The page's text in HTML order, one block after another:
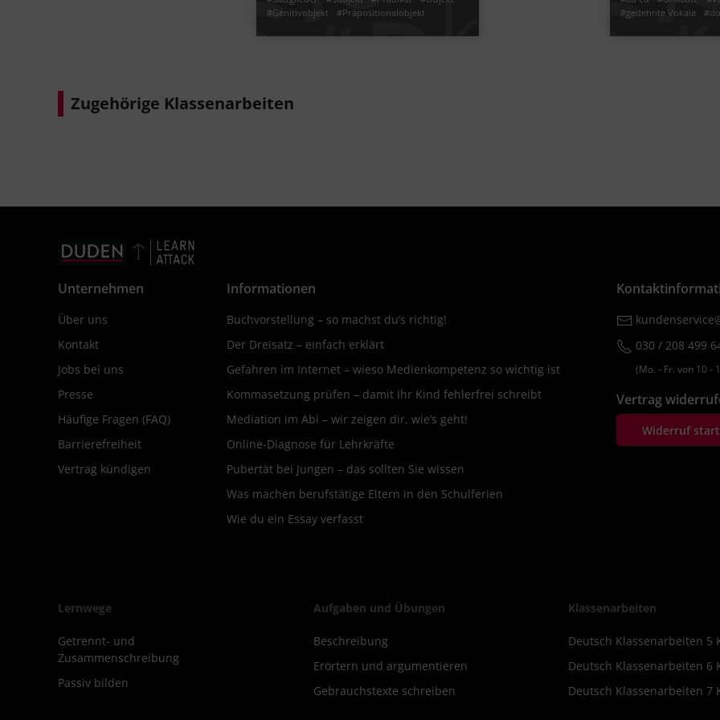
#Genitivobjekt
#Präpositionalobjekt
#Funktion im Satz
#Satzglieder bestimmen
#gedehnte Vokale
#Konsonanten
Zugehörige Klassenarbeiten
Unternehmen
Über uns
Kontakt
Jobs bei uns
Presse
Häufige Fragen (FAQ)
Barrierefreiheit
Vertrag kündigen
Informationen
Buchvorstellung – so machst du’s richtig!
Der Dreisatz – einfach erklärt
Gefahren im Internet – wieso Medienkompetenz so wichtig ist
Kommasetzung prüfen – damit Ihr Kind fehlerfrei schreibt
Mediation im Abi – wir zeigen dir, wie’s geht!
Online-Diagnose für Lehrkräfte
Pubertät bei Jungen – das sollten Sie wissen
Was machen berufstätige Eltern in den Schulferien
Wie du ein Essay verfasst
030 / 208 499
(Mo. ‐ Fr. von 10 ‐
Vertrag
Widerruf
Lernwege
Getrennt- und
Zusammenschreibung
Passiv bilden
Aufgaben und Übungen
Beschreibung
Erörtern und argumentieren
Gebrauchstexte schreiben
Klassenarbeiten
Deutsch Klassenarbeiten 5
Deutsch Klassenarbeiten 6
Deutsch Klassenarbeiten 7